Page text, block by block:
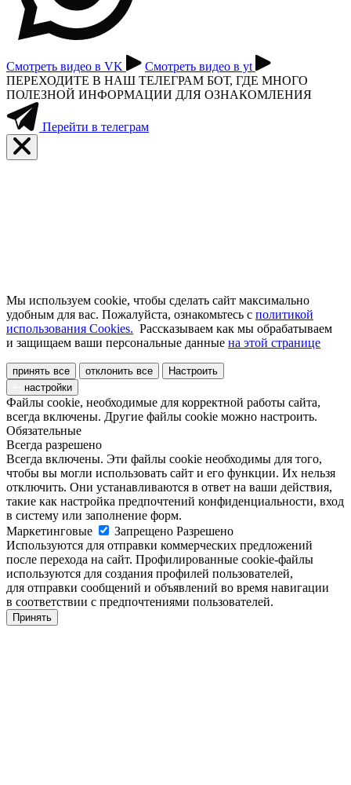
Смотреть видео в VK
Смотреть видео в yt
ПЕРЕХОДИТЕ В НАШ ТЕЛЕГРАМ БОТ, ГДЕ МНОГО
ПОЛЕЗНОЙ ИНФОРМАЦИИ ДЛЯ ОЗНАКОМЛЕНИЯ
Перейти в телеграм
Мы используем cookie, чтобы сделать сайт максимально
удобным для вас. Пожалуйста, ознакомьтесь с политикой
использования Cookies. Рассказываем как мы обрабатываем
и защищаем ваши персональные данные на этой странице
принять все отклонить все
Настроить
настройки
Файлы cookie, необходимые для корректной работы сайта,
всегда включены. Другие файлы cookie можно настроить.
Обязательные
Всегда разрешено
Всегда включены. Эти файлы cookie необходимы для того,
чтобы вы могли использовать сайт и его функции. Их нельзя
отключить. Они устанавливаются в ответ на ваши действия,
такие как настройка предпочтений конфиденциальности, вход
в систему или заполнение форм.
Маркетинговые
Запрещено Разрешено
Используются для отправки коммерческих предложений
после перехода на сайт. Профилированные cookie-файлы
используются для создания профилей пользователей,
для отправки сообщений и объявлений во время навигации
в соответствии с предпочтениями пользователей.
Принять